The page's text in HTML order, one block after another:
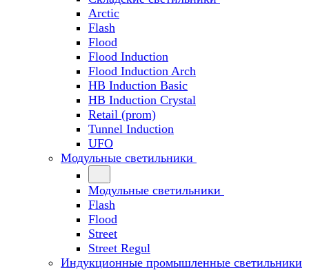
Arctic
Flash
Flood
Flood Induction
Flood Induction Arch
HB Induction Basic
HB Induction Crystal
Retail (prom)
Tunnel Induction
UFO
Модульные светильники
Модульные светильники
Flash
Flood
Street
Street Regul
Индукционные промышленные светильники